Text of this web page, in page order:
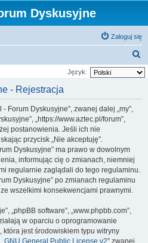
Dyskusyjne
Zaloguj się
z
Język:
- Rejestracja
Forum Dyskusyjne”, zwanej dalej „my”,
„https://www.aztec.pl/forum”,
postanowienia. Jeśli ich nie
przycisk „Nie akceptuję”.
Dyskusyjne” ma prawo w dowolnym
informując cię o zmianach, niemniej
regularnie zaglądali do tego regulaminu.
Dyskusyjne” po zmianach regulaminu
wszelkimi konsekwencjami prawnymi.
„phpBB software”, „www.phpbb.com”,
w oparciu o oprogramowanie
jest środowiskiem typu witryny
GNU General Public License v2” zwanej